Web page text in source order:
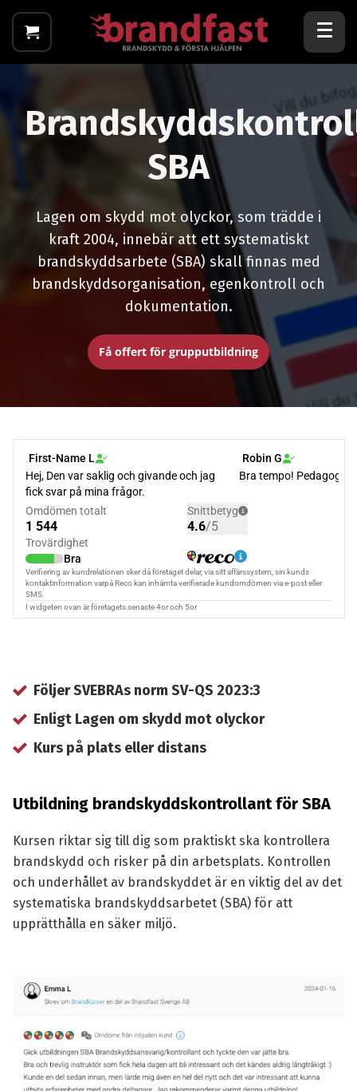
SBA
Lagen om skydd mot olyckor, som trädde i
kraft 2004, innebär att ett systematiskt
brandskyddsarbete (SBA) skall finnas med
brandskyddsorganisation, egenkontroll och
dokumentation.
Få offert för grupputbildning
Följer SVEBRAs norm SV-QS 2023:3
Enligt Lagen om skydd mot olyckor
Kurs på plats eller distans
Utbildning brandskyddskontrollant för SBA
Kursen riktar sig till dig som praktiskt ska kontrollera
brandskydd och risker på din arbetsplats. Kontrollen
och underhållet av brandskyddet är en viktig del av det
systematiska brandskyddsarbetet (SBA) för att
upprätthålla en säker miljö.